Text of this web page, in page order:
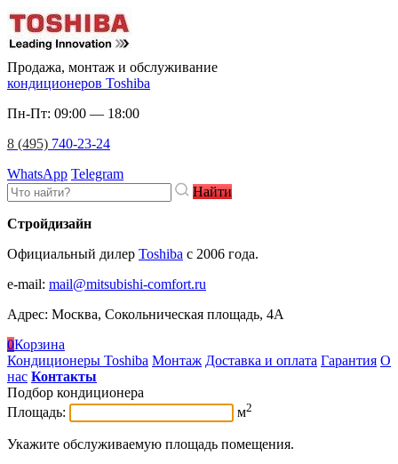
Продажа, монтаж и обслуживание
кондиционеров Toshiba
Пн-Пт: 09:00 — 18:00
8 (495) 740-23-24
WhatsApp Telegram
Найти
Стройдизайн
Официальный дилер Toshiba c 2006 года.
e-mail: mail@mitsubishi-comfort.ru
Адрес: Москва, Сокольническая площадь, 4А
0Корзина
Кондиционеры Toshiba Монтаж Доставка и оплата Гарантия О
нас Контакты
Подбор кондиционера
Площадь:
м2
Укажите обслуживаемую площадь помещения.